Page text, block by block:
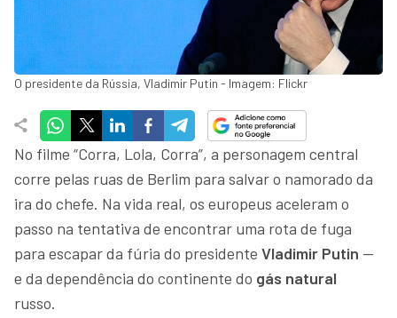
O presidente da Rússia, Vladimir Putin - Imagem: Flickr
No filme “Corra, Lola, Corra”, a personagem central
corre pelas ruas de Berlim para salvar o namorado da
ira do chefe. Na vida real, os europeus aceleram o
passo na tentativa de encontrar uma rota de fuga
para escapar da fúria do presidente Vladimir Putin —
e da dependência do continente do gás natural
russo.